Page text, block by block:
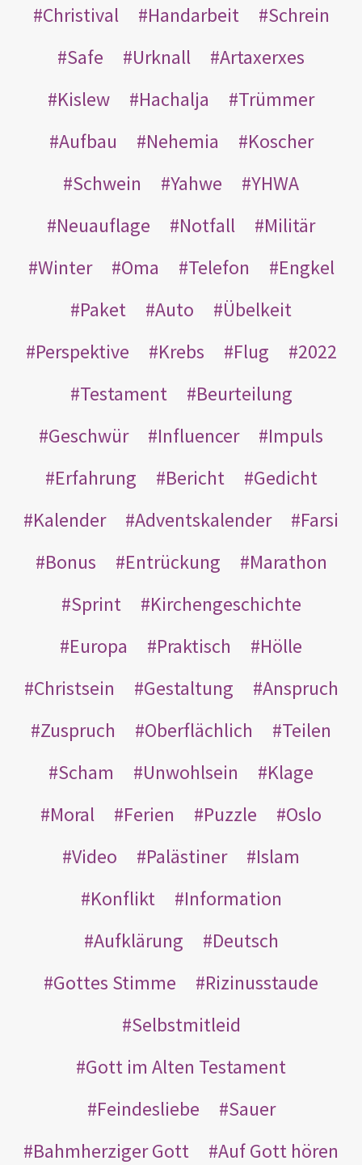
Christival Handarbeit
Schrein
Safe
Urknall
Artaxerxes
Kislew
Hachalja
Trümmer
Aufbau
Nehemia
Koscher
Schwein
Yahwe
YHWA
Neuauflage
Notfall
Militär
Winter
Oma Telefon
Engkel
Paket
Auto
Übelkeit
Perspektive
Krebs Flug
2022
Testament
Beurteilung
Geschwür
Influencer
Impuls
Erfahrung
Bericht
Gedicht
Kalender
Adventskalender
Farsi
Bonus
Entrückung
Marathon
Sprint
Kirchengeschichte
Europa
Praktisch
Hölle
Christsein
Gestaltung
Anspruch
Zuspruch
Oberflächlich
Teilen
Scham
Unwohlsein
Klage
Moral
Ferien Puzzle
Oslo
Video
Palästiner
Islam
Konflikt
Information
Aufklärung
Deutsch
Gottes Stimme
Rizinusstaude
Selbstmitleid
Gott im Alten Testament
Feindesliebe
Sauer
Bahmherziger Gott
Auf Gott hören